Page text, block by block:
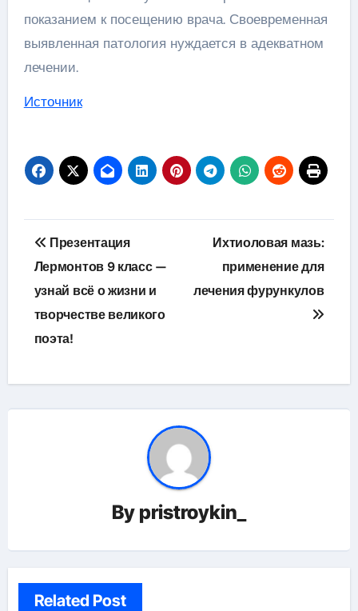
показанием к посещению врача. Своевременная
выявленная патология нуждается в адекватном
лечении.
Источник
Навигация
по
записям
Презентация
Лермонтов 9 класс —
узнай всё о жизни и
творчестве великого
поэта!
Ихтиоловая мазь:
применение для
лечения фурункулов
By pristroykin_
Related Post